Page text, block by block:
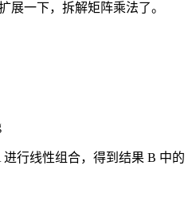
展一下，拆解矩阵乘法了。
行线性组合，得到结果 B 中的